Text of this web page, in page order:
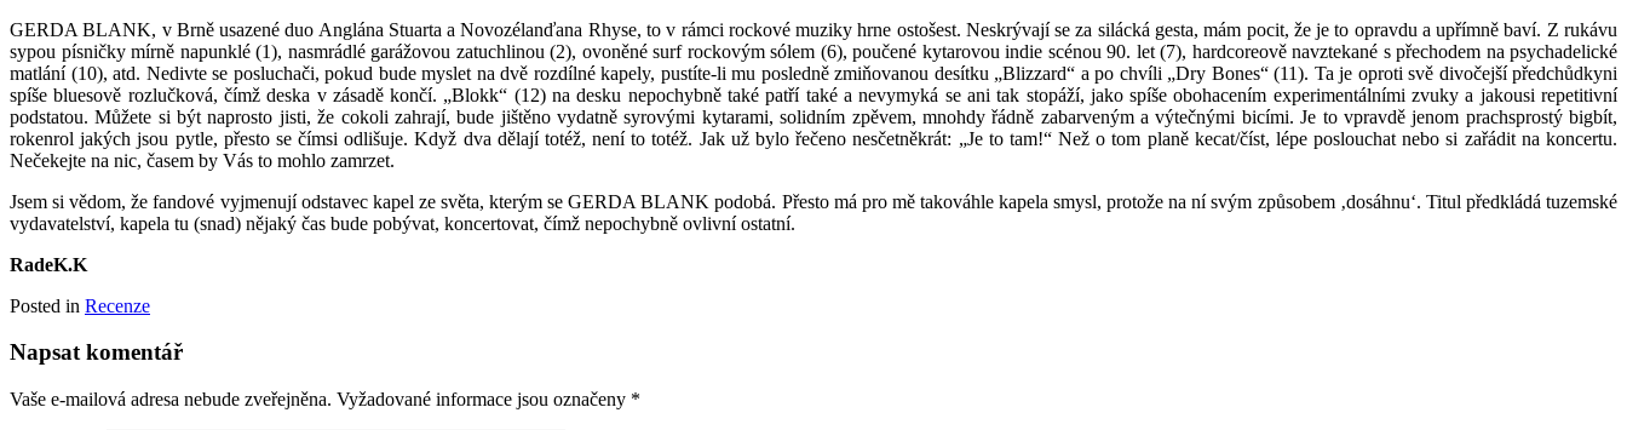
GERDA BLANK, v Brně usazené duo Anglána Stuarta a Novozélanďana Rhyse, to v rámci rockové muziky hrne ostošest. Neskrývají se za silácká gesta, mám pocit, že je to opravdu a upřímně baví. Z rukávu
sypou písničky mírně napunklé (1), nasmrádlé garážovou zatuchlinou (2), ovoněné surf rockovým sólem (6), poučené kytarovou indie scénou 90. let (7), hardcoreově navztekané s přechodem na psychadelické
matlání (10), atd. Nedivte se posluchači, pokud bude myslet na dvě rozdílné kapely, pustíte-li mu posledně zmiňovanou desítku „Blizzard“ a po chvíli „Dry Bones“ (11). Ta je oproti svě divočejší předchůdkyni
spíše bluesově rozlučková, čímž deska v zásadě končí. „Blokk“ (12) na desku nepochybně také patří také a nevymyká se ani tak stopáží, jako spíše obohacením experimentálními zvuky a jakousi repetitivní
podstatou. Můžete si být naprosto jisti, že cokoli zahrají, bude jištěno vydatně syrovými kytarami, solidním zpěvem, mnohdy řádně zabarveným a výtečnými bicími. Je to vpravdě jenom prachsprostý bigbít,
rokenrol jakých jsou pytle, přesto se čímsi odlišuje. Když dva dělají totéž, není to totéž. Jak už bylo řečeno nesčetněkrát: „Je to tam!“ Než o tom planě kecat/číst, lépe poslouchat nebo si zařádit na koncertu.
Nečekejte na nic, časem by Vás to mohlo zamrzet.
Jsem si vědom, že fandové vyjmenují odstavec kapel ze světa, kterým se GERDA BLANK podobá. Přesto má pro mě takováhle kapela smysl, protože na ní svým způsobem ‚dosáhnu‘. Titul předkládá tuzemské
vydavatelství, kapela tu (snad) nějaký čas bude pobývat, koncertovat, čímž nepochybně ovlivní ostatní.
RadeK.K
Posted in Recenze
Napsat komentář
Vaše e-mailová adresa nebude zveřejněna. Vyžadované informace jsou označeny *